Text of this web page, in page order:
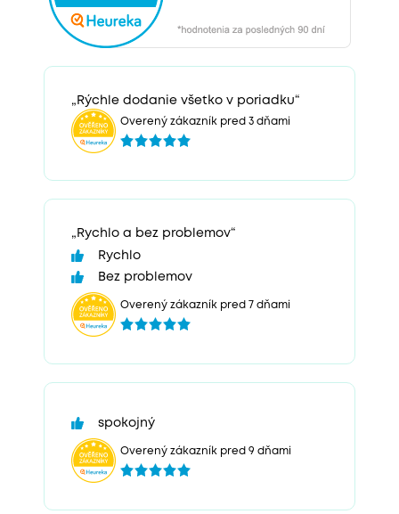
„Rýchle dodanie všetko v poriadku“
Overený zákazník pred 3 dňami
„Rychlo a bez problemov“
Rychlo
Bez problemov
Overený zákazník pred 7 dňami
spokojný
Overený zákazník pred 9 dňami